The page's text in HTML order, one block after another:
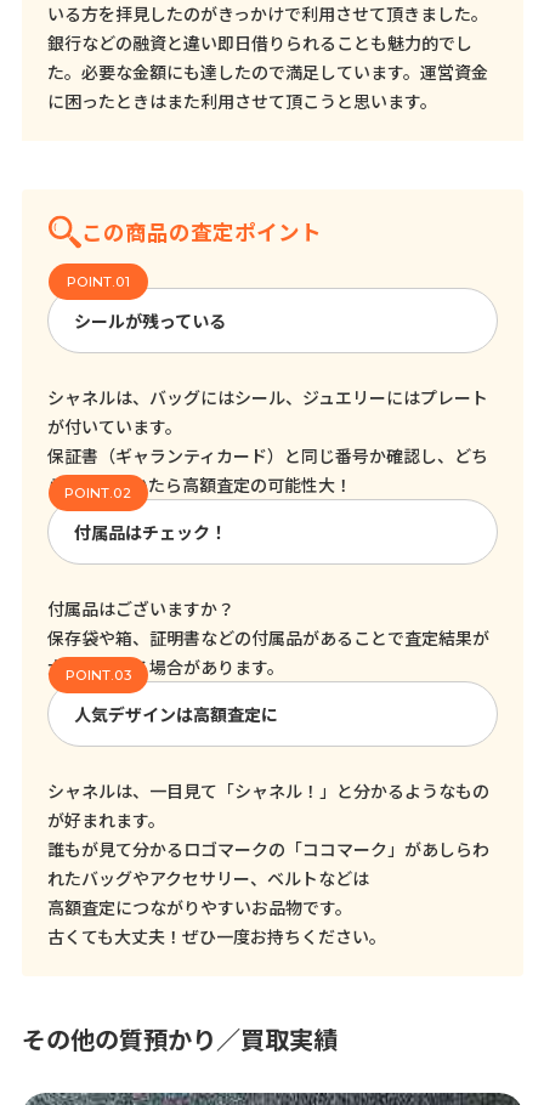
いる方を拝見したのがきっかけで利用させて頂きました。
銀行などの融資と違い即日借りられることも魅力的でし
た。必要な金額にも達したので満足しています。運営資金
に困ったときはまた利用させて頂こうと思います。
この商品の査定ポイント
シールが残っている
シャネルは、バッグにはシール、ジュエリーにはプレート
が付いています。
保証書（ギャランティカード）と同じ番号か確認し、どち
らも残っていたら高額査定の可能性大！
付属品はチェック！
付属品はございますか？
保存袋や箱、証明書などの付属品があることで査定結果が
大きく変わる場合があります。
人気デザインは高額査定に
シャネルは、一目見て「シャネル！」と分かるようなもの
が好まれます。
誰もが見て分かるロゴマークの「ココマーク」があしらわ
れたバッグやアクセサリー、ベルトなどは
高額査定につながりやすいお品物です。
古くても大丈夫！ぜひ一度お持ちください。
その他の質預かり／買取実績